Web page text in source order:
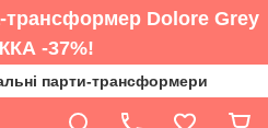
Dolore Grey
-37%!
парти-трансформери